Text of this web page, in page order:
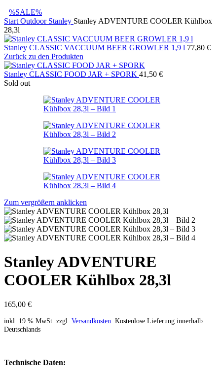
%SALE%
Start Outdoor Stanley Stanley ADVENTURE COOLER Kühlbox
28,3l
Stanley CLASSIC VACCUUM BEER GROWLER 1,9 l 77,80 €
Zurück zu den Produkten
Stanley CLASSIC FOOD JAR + SPORK 41,50 €
Sold out
Zum vergrößern anklicken
Stanley ADVENTURE
COOLER Kühlbox 28,3l
165,00 €
inkl. 19 % MwSt. zzgl. Versandkosten . Kostenlose Lieferung innerhalb
Deutschlands
Technische Daten: